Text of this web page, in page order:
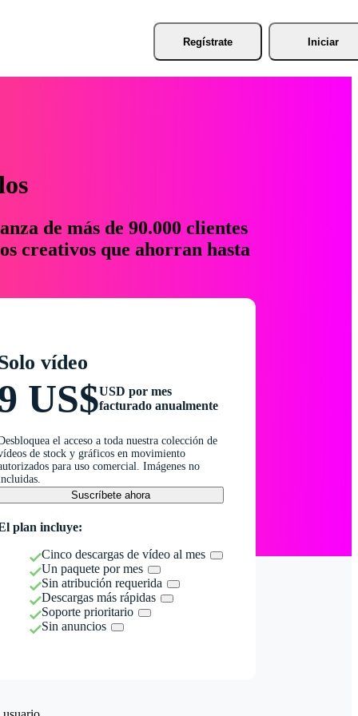
Regístrate Iniciar
de más de 90.000 clientes
creativos que ahorran hasta
vídeo
US$USD por mes
facturado anualmente
el acceso a toda nuestra colección de
de stock y gráficos en movimiento
para uso comercial. Imágenes no
Suscríbete ahora
plan incluye:
Cinco descargas de vídeo al mes
Un paquete por mes
Sin atribución requerida
Descargas más rápidas
Soporte prioritario
Sin anuncios